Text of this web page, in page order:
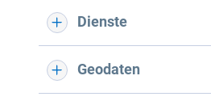
Dienste
Geodaten